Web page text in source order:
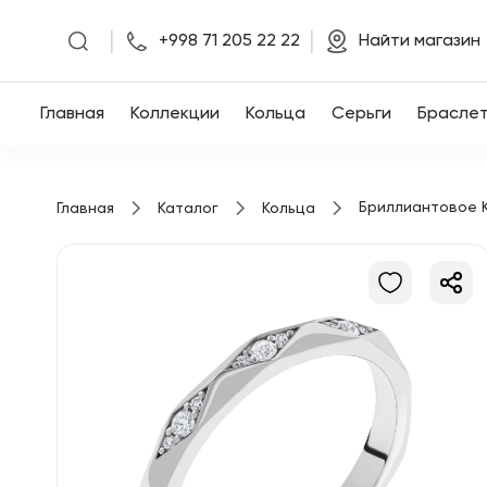
Главная
+998 71 205 22 22 Найти магазин
Главная Коллекции Кольца Серьги
Главная Каталог Кольца Бриллиантовое